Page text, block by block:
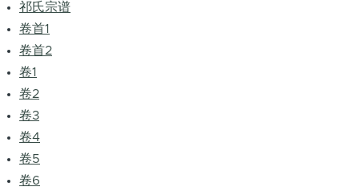
祁氏宗谱
卷首1
卷首2
卷1
卷2
卷3
卷4
卷5
卷6